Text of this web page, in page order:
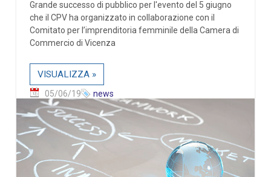
Grande successo di pubblico per l'evento del 5 giugno
che il CPV ha organizzato in collaborazione con il
Comitato per l’imprenditoria femminile della Camera di
Commercio di Vicenza
VISUALIZZA »
05/06/19 news